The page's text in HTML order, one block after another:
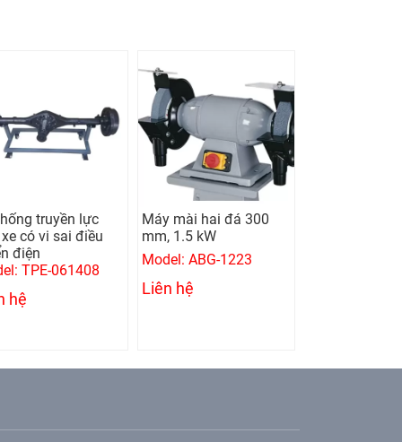
truyền lực
có vi sai điều
điện
TPE-061408
hệ
Máy mài hai đá 300
mm, 1.5 kW
Model: ABG-1223
Liên hệ